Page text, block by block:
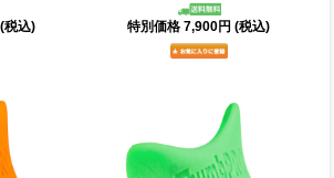
(税込) 特別価格 7,900円 (税込)